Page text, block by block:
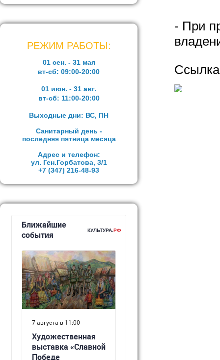
РЕЖИМ РАБОТЫ:
01 сен. - 31 мая
вт-сб: 09:00-20:00
01 июн. - 31 авг.
вт-сб: 11:00-20:00
Выходные дни: ВС, ПН
Санитарный день -
последняя пятница месяца
Адрес и телефон:
ул. Ген.Горбатова, 3/1
+7 (347) 216-48-93
- При